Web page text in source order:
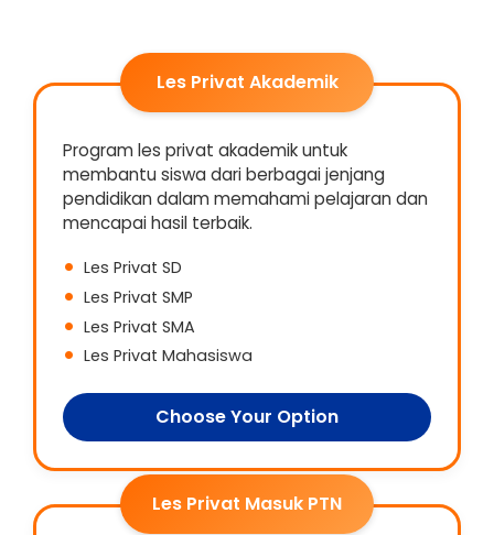
Les Privat Akademik
Program les privat akademik untuk
membantu siswa dari berbagai jenjang
pendidikan dalam memahami pelajaran dan
mencapai hasil terbaik.
Les Privat SD
Les Privat SMP
Les Privat SMA
Les Privat Mahasiswa
Choose Your Option
Les Privat Masuk PTN